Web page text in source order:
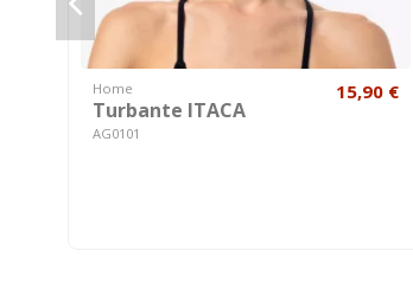
Home
Turbante ITACA
AG0101
15,90 €